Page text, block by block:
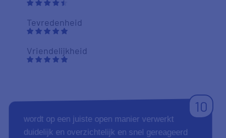
Tevredenheid
Vriendelijkheid
10
wordt op een juiste open manier verwerkt
duidelijk en overzichtelijk en snel gereageerd